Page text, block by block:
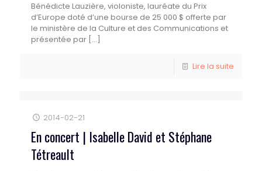
Bénédicte Lauzière, violoniste, lauréate du Prix
d’Europe doté d’une bourse de 25 000 $ offerte par
le ministère de la Culture et des Communications et
présentée par […]
Lire la suite
2014-02-21
En concert | Isabelle David et Stéphane
Tétreault